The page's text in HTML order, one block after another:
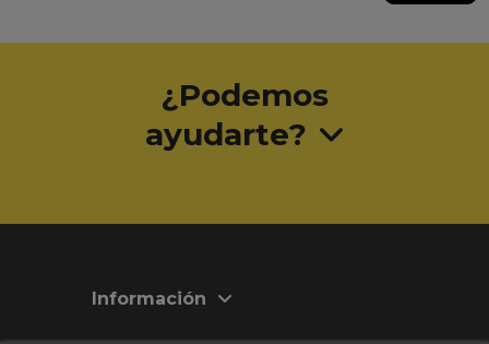
¿Podemos
ayudarte?
Información